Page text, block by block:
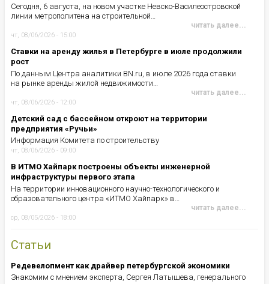
Сегодня, 6 августа, на новом участке Невско-Василеостровской
линии метрополитена на строительной…
читать далее...
чт, 08/06/2026 - 15:00
Ставки на аренду жилья в Петербурге в июле продолжили
рост
По данным Центра аналитики BN.ru, в июле 2026 года ставки
на рынке аренды жилой недвижимости…
читать далее...
чт, 08/06/2026 - 12:00
Детский сад с бассейном откроют на территории
предприятия «Ручьи»
Информация Комитета по строительству
чт, 08/06/2026 - 09:00
В ИТМО Хайпарк построены объекты инженерной
инфраструктуры первого этапа
На территории инновационного научно-технологического и
образовательного центра «ИТМО Хайпарк» в…
читать далее...
ср, 08/05/2026 - 18:00
Статьи
Редевелопмент как драйвер петербургской экономики
Знакомим с мнением эксперта, Сергея Латышева, генерального